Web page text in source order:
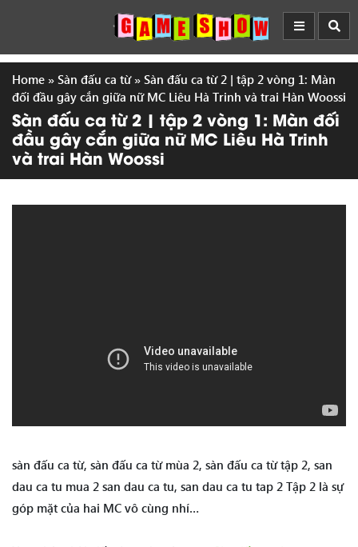
Home » Sàn đấu ca từ» Sàn đấu ca từ 2 | tập 2 vòng 1: Màn
đối đầu gây cắn giữa nữ MC Liêu Hà Trinh và trai Hàn Woossi
Sàn đấu ca từ 2 | tập 2 vòng 1: Màn đối
đầu gây cắn giữa nữ MC Liêu Hà Trinh
và trai Hàn Woossi
sàn đấu ca từ, sàn đấu ca từ mùa 2, sàn đấu ca từ tập 2, san
dau ca tu mua 2 san dau ca tu, san dau ca tu tap 2 Tập 2 là sự
góp mặt của hai MC vô cùng nhí…